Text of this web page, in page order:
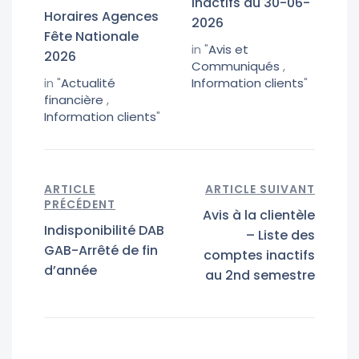
Horaires Agences
Fête Nationale
2026
in "Actualité
financière ,
Information clients"
2026
in "Avis et
Communiqués ,
Information clients"
ARTICLE
PRÉCÉDENT
Indisponibilité DAB
GAB-Arrêté de fin
d’année
ARTICLE SUIVANT
Avis à la clientèle
– Liste des
comptes inactifs
au 2nd semestre